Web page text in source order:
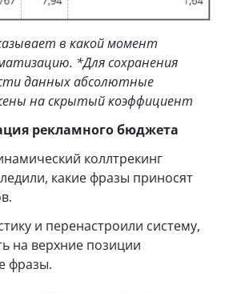
в какой момент
*Для сохранения
данных абсолютные
на скрытый коэффициент
рекламного бюджета
коллтрекинг
какие фразы приносят
и перенастроили систему,
на верхние позиции
фразы.